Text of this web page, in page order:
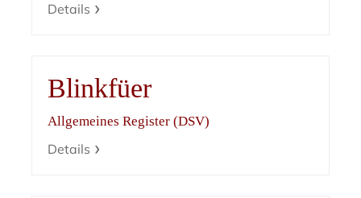
Details
Blinkfüer
Allgemeines Register (DSV)
Details